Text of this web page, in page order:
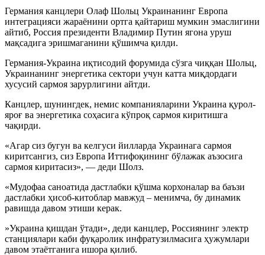
Германия канцлери Олаф Шольц Украинанинг Европа
интеграцияси жараёнини ортга қайтариш мумкин эмаслигини
айтиб, Россия президенти Владимир Путин ягона уруш
мақсадига эришмаганини қўшимча қилди.
Германия-Украина иқтисодий форумида сўзга чиққан Шольц,
Украинанинг энергетика сектори учун катта миқдордаги
хусусий сармоя зарурлигини айтди.
Канцлер, шунингдек, немис компанияларини Украина қурол-
яроғ ва энергетика соҳасига кўпроқ сармоя киритишга
чақирди.
«Агар сиз бугун ва келгуси йилларда Украинага сармоя
киритсангиз, сиз Европа Иттифоқининг бўлажак аъзосига
сармоя киритасиз», — деди Шолз.
«Мудофаа саноатида дастлабки қўшма корхоналар ва баъзи
дастлабки ҳисоб-китоблар мавжуд – менимча, бу динамик
равишда давом этиши керак.
»Украина қишдан ўтади», деди канцлер, Россиянинг электр
станциялари каби фуқаролик инфратузилмасига ҳужумлари
давом этаётганига ишора қилиб.